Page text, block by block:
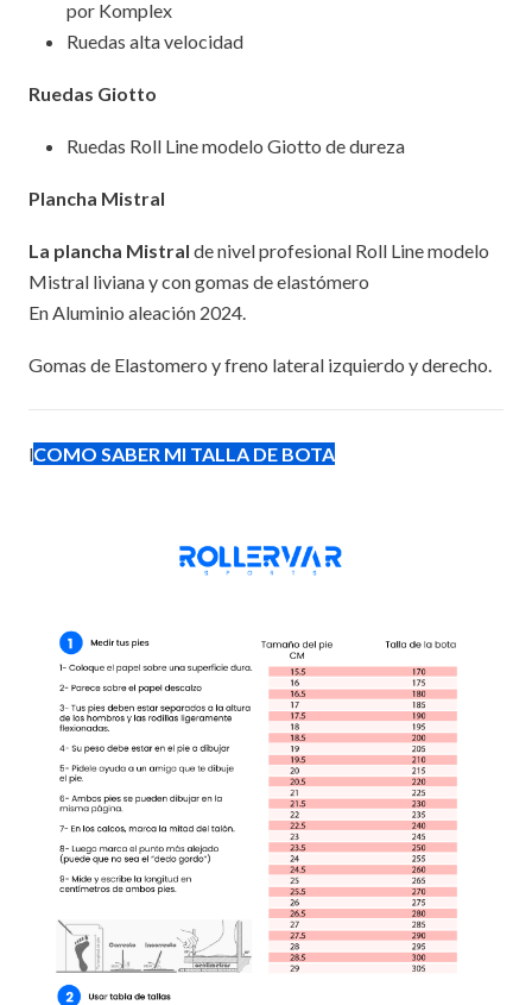
por Komplex
Ruedas alta velocidad
Ruedas Giotto
Ruedas Roll Line modelo Giotto de dureza
Plancha Mistral
La plancha Mistral de nivel profesional Roll Line modelo
Mistral liviana y con gomas de elastómero
En Aluminio aleación 2024.
Gomas de Elastomero y freno lateral izquierdo y derecho.
lCOMO SABER MI TALLA DE BOTA